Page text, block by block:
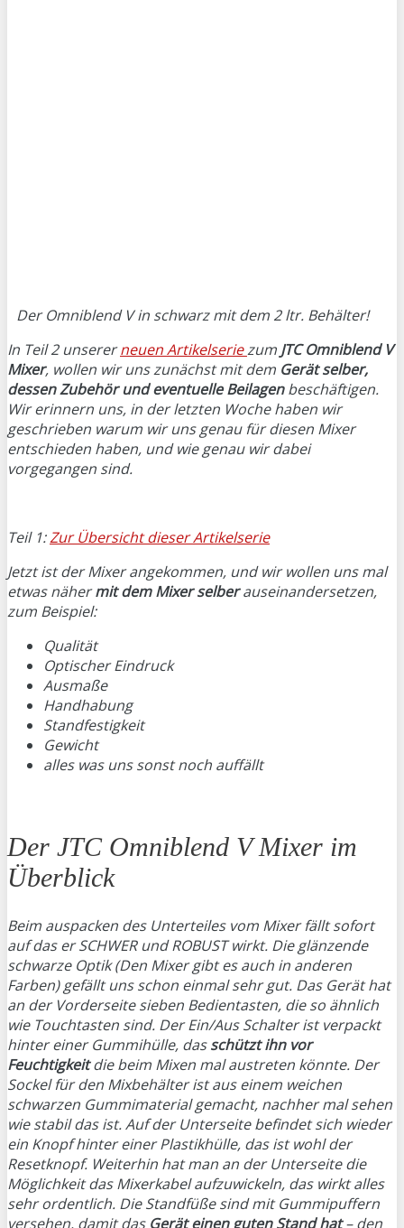
Der Omniblend V in schwarz mit dem 2 ltr. Behälter!
In Teil 2 unsererneuen Artikelseriezum JTC Omniblend V
Mixer, wollen wir uns zunächst mit dem Gerät selber,
dessen Zubehör und eventuelle Beilagenbeschäftigen.
Wir erinnern uns, in der letzten Woche haben wir
geschrieben warum wir uns genau für diesen Mixer
entschieden haben, und wie genau wir dabei
vorgegangen sind.
Teil 1:Zur Übersicht dieser Artikelserie
Jetzt ist der Mixer angekommen, und wir wollen uns mal
etwas nähermit dem Mixer selberauseinandersetzen,
zum Beispiel:
Qualität
Optischer Eindruck
Ausmaße
Handhabung
Standfestigkeit
Gewicht
alles was uns sonst noch auffällt
Der JTC Omniblend V Mixer im
Überblick
Beim auspacken des Unterteiles vom Mixer fällt sofort
auf das er SCHWER und ROBUST wirkt. Die glänzende
schwarze Optik (Den Mixer gibt es auch in anderen
Farben) gefällt uns schon einmal sehr gut. Das Gerät hat
an der Vorderseite sieben Bedientasten, die so ähnlich
wie Touchtasten sind. Der Ein/Aus Schalter ist verpackt
hinter einer Gummihülle, dasschützt ihn vor
Feuchtigkeitdie beim Mixen mal austreten könnte. Der
Sockel für den Mixbehälter ist aus einem weichen
schwarzen Gummimaterial gemacht, nachher mal sehen
wie stabil das ist. Auf der Unterseite befindet sich wieder
ein Knopf hinter einer Plastikhülle, das ist wohl der
Resetknopf. Weiterhin hat man an der Unterseite die
Möglichkeit das Mixerkabel aufzuwickeln, das wirkt alles
sehr ordentlich. Die Standfüße sind mit Gummipuffern
versehen, damit das Gerät einen guten Stand hat– den